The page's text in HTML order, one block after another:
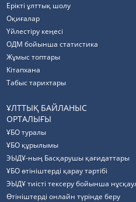
Ерікті ұлттық шолу
Оқиғалар
Үйлестіру кеңесі
ОДМ бойынша статистика
Жұмыс топтары
Кітапхана
Табыс тарихтары
ҰЛТТЫҚ БАЙЛАНЫС
ОРТАЛЫҒЫ
ҰБО туралы
ҰБО құрылымы
ЭЫДҰ-ның Басқарушы қағидаттары
ҰБО өтініштерді қарау тәртібі
ЭЫДҰ тиісті тексеру бойынша
Өтініштерді онлайн түрінде беру